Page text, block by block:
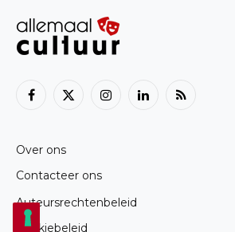
Facebook
X
InstagramLinkedInRSS
Over ons
Contacteer ons
Auteursrechtenbeleid
Cookiebeleid